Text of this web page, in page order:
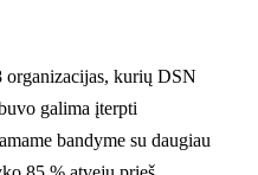
organizacijas, kurių DSN
galima įterpti
bandyme su daugiau